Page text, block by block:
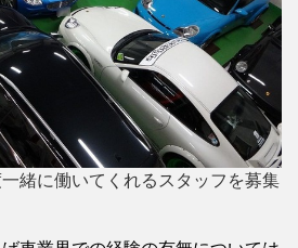
緒に働いてくれるスタッフを募集